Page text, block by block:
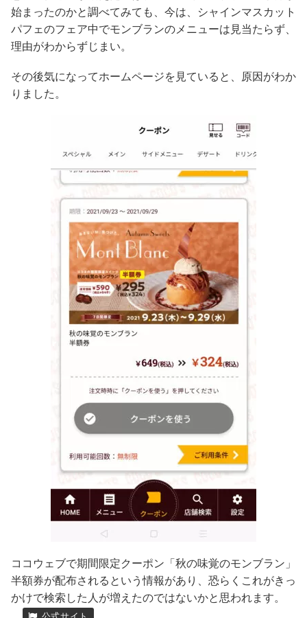
始まったのかと調べてみても、今は、シャインマスカット
パフェのフェア中でモンブランのメニューは見当たらず、
理由がわからずじまい。
その後気になってホームページを見ていると、原因がわか
りました。
ココウェブで期間限定クーポン「秋の味覚のモンブラン」
半額券が配布されるという情報があり、恐らくこれがきっ
かけで検索した人が増えたのではないかと思われます。